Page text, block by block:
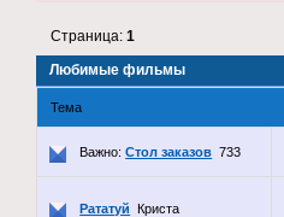
Любимые фильмы
Страница:1
Тема
Важно: Стол заказов 733
Рататуй Криста